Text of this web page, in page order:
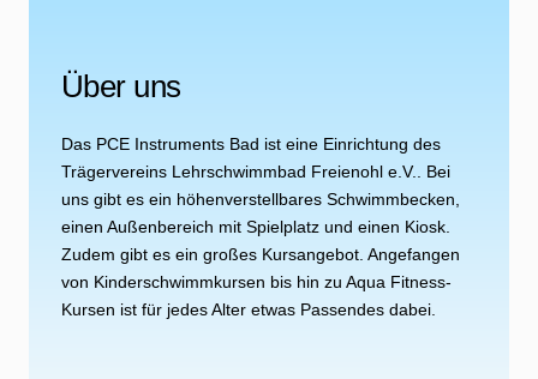
Über uns
Das PCE Instruments Bad ist eine Einrichtung des
Trägervereins Lehrschwimmbad Freienohl e.V.. Bei
uns gibt es ein höhenverstellbares Schwimmbecken,
einen Außenbereich mit Spielplatz und einen Kiosk.
Zudem gibt es ein großes Kursangebot. Angefangen
von Kinderschwimmkursen bis hin zu Aqua Fitness-
Kursen ist für jedes Alter etwas Passendes dabei.